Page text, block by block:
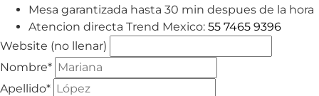
Mesa garantizada hasta 30 min despues de la hora
Atencion directa Trend Mexico: 55 7465 9396
Website (no llenar)
Nombre*
Apellido*